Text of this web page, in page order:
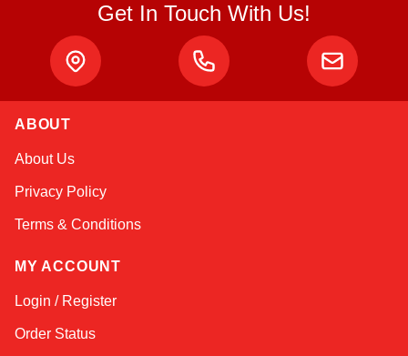
Get In Touch With Us!
ABOUT
About Us
Privacy Policy
Terms & Conditions
MY ACCOUNT
Login / Register
Order Status